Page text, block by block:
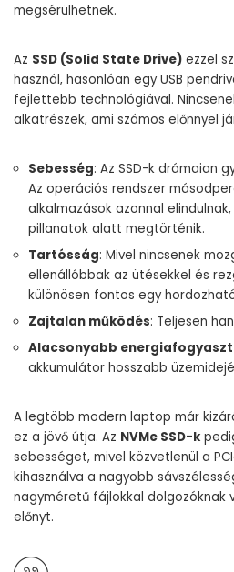
megsérülhetnek.
Az SSD (Solid State Drive) ezzel
használ, hasonlóan egy USB
fejlettebb technológiával.
alkatrészek, ami számos előnnyel
Sebesség: Az SSD-k drámaian
Az operációs rendszer
alkalmazások azonnal
pillanatok alatt megtörténik.
Tartósság: Mivel nincsenek
ellenállóbbak az ütésekkel és
különösen fontos egy
Zajtalan működés: Teljesen
Alacsonyabb
akkumulátor hosszabb
A legtöbb modern laptop már
ez a jövő útja. Az NVMe SSD-k
sebességet, mivel közvetlenül a
kihasználva a nagyobb
nagyméretű fájlokkal dolgozóknak
előnyt.